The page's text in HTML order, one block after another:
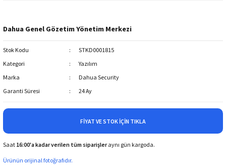
Dahua Genel Gözetim Yönetim Merkezi
Stok Kodu
STKD0001815
Kategori
Yazılım
Marka
Dahua Security
Garanti Süresi
24 Ay
FIYAT VE STOK İÇIN TIKLA
Saat 16:00'a kadar verilen tüm siparişleraynı gün kargoda.
Ürünün orijinal fotoğrafıdır.